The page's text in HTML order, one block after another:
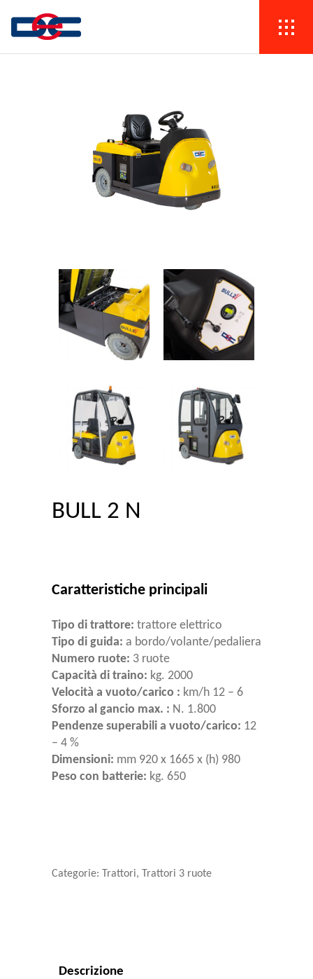
BULL 2 N
Caratteristiche principali
Tipo di trattore: trattore elettrico
Tipo di guida: a bordo/volante/pedaliera
Numero ruote: 3 ruote
Capacità di traino: kg. 2000
Velocità a vuoto/carico : km/h 12 – 6
Sforzo al gancio max. : N. 1.800
Pendenze superabili a vuoto/carico: 12
– 4 %
Dimensioni: mm 920 x 1665 x (h) 980
Peso con batterie: kg. 650
Categorie: Trattori, Trattori 3 ruote
Descrizione